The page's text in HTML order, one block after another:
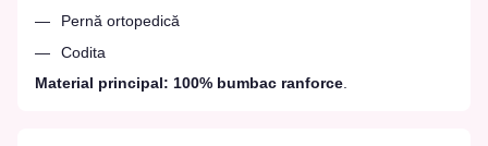
Pernă ortopedică
Codita
Material principal: 100% bumbac ranforce